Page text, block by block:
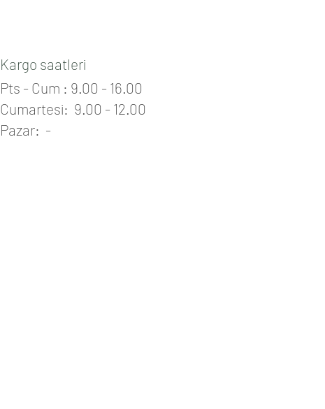
Pts - Cum : 9.00 - 16.00
Cumartesi: 9.00 - 12.00
Pazar: -
Kargo saatleri